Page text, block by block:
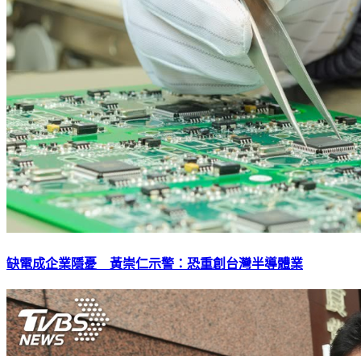
缺電成企業隱憂 黃崇仁示警：恐重創台灣半導體業